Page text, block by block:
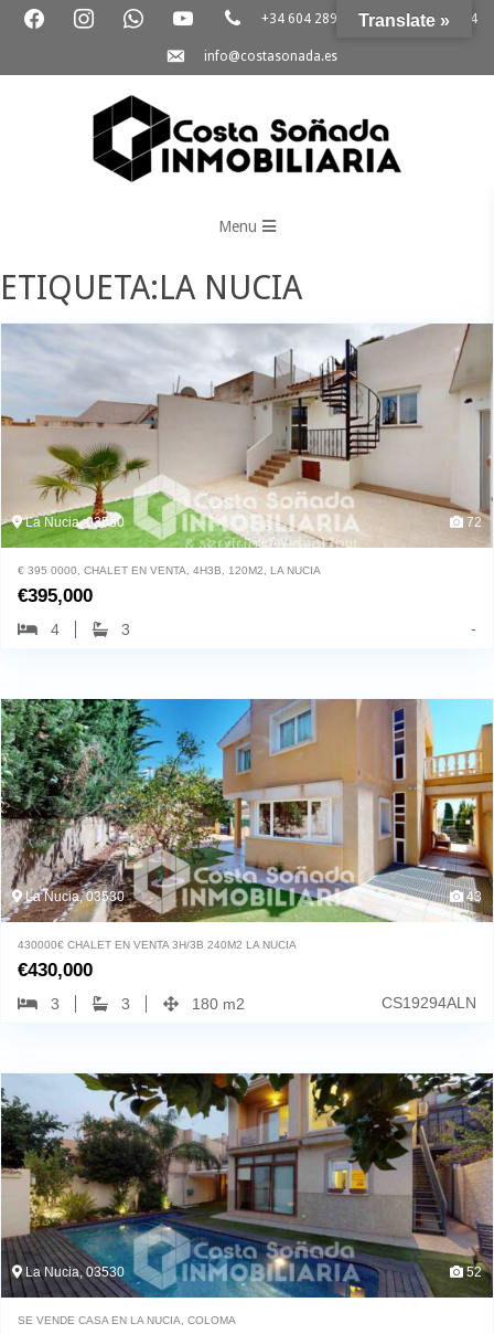
+34 604 289 264 +34 865 796 054
info@costasonada.es
Soñada
Menu
ETIQUETA:LA NUCIA
La Nucia, 03530 72
€ 395 0000, CHALET EN VENTA, 4H3B, 120M2, LA NUCIA
€395,000
4 3 -
La Nucia, 03530 43
430000€ CHALET EN VENTA 3H/3B 240M2 LA NUCIA
€430,000
3 3 180 m2 CS19294ALN
La Nucia, 03530 52
SE VENDE CASA EN LA NUCIA, COLOMA
Translate »